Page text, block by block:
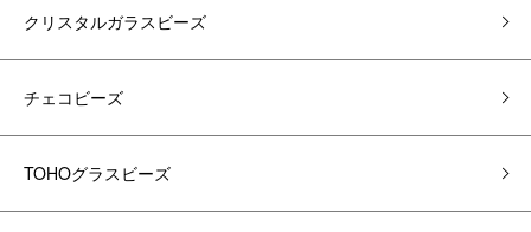
クリスタルガラスビーズ
チェコビーズ
TOHOグラスビーズ